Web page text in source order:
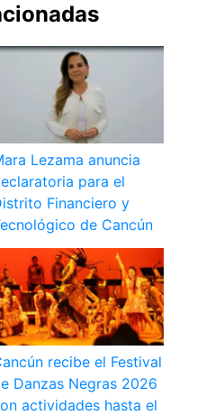
Lezama anuncia
para el
Financiero y
de Cancún
recibe el Festival
Danzas Negras 2026
actividades hasta el